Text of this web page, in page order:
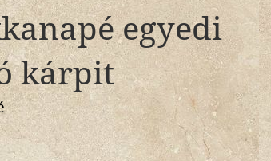
egyedi
kárpit